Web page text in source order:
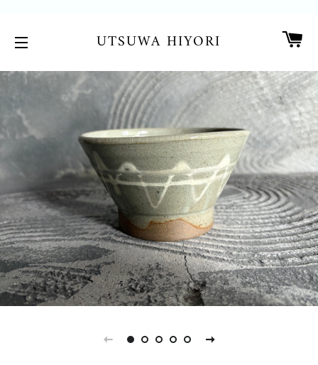
UTSUWA HIYORI